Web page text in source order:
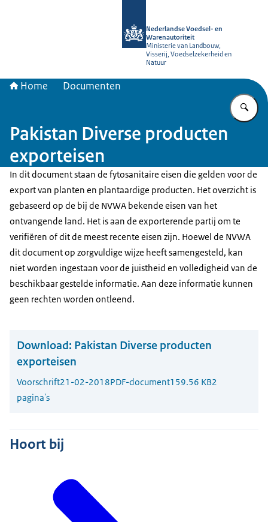
Nederlandse Voedsel- en
Warenautoriteit
Ministerie van Landbouw,
Visserij, Voedselzekerheid en
Natuur
Home Documenten
Pakistan Diverse producten
exporteisen
In dit document staan de fytosanitaire eisen die gelden voor de
export van planten en plantaardige producten. Het overzicht is
gebaseerd op de bij de NVWA bekende eisen van het
ontvangende land. Het is aan de exporterende partij om te
verifiëren of dit de meest recente eisen zijn. Hoewel de NVWA
dit document op zorgvuldige wijze heeft samengesteld, kan
niet worden ingestaan voor de juistheid en volledigheid van de
beschikbaar gestelde informatie. Aan deze informatie kunnen
geen rechten worden ontleend.
Download: Pakistan Diverse producten
exporteisen
Voorschrift21-02-2018PDF-document159.56 KB2
pagina's
Hoort bij